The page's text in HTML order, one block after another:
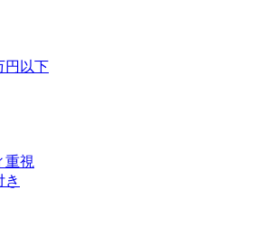
円以下
重視
き